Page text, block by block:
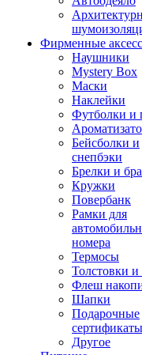
Фирменные
Наушники
Mystery Box
Маски
Наклейки
Футболки и
Бейсболки и
снепбэки
Брелки и
Кружки
Повербанк
Рамки для
номера
Термосы
Толстовки и
Флеш
Шапки
Подарочные
сертификаты
Другое